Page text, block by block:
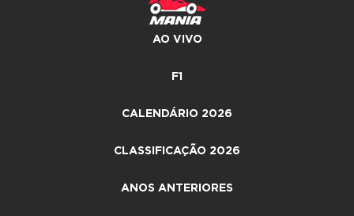
AO VIVO
F1
CALENDÁRIO 2026
CLASSIFICAÇÃO 2026
ANOS ANTERIORES